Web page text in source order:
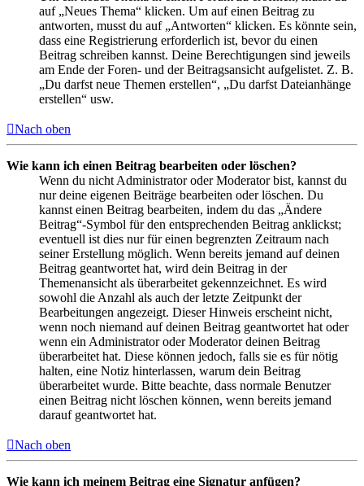
auf „Neues Thema“ klicken. Um auf einen Beitrag zu
antworten, musst du auf „Antworten“ klicken. Es könnte sein,
dass eine Registrierung erforderlich ist, bevor du einen
Beitrag schreiben kannst. Deine Berechtigungen sind jeweils
am Ende der Foren- und der Beitragsansicht aufgelistet. Z. B.
„Du darfst neue Themen erstellen“, „Du darfst Dateianhänge
erstellen“ usw.
Nach oben
Wie kann ich einen Beitrag bearbeiten oder löschen?
Wenn du nicht Administrator oder Moderator bist, kannst du
nur deine eigenen Beiträge bearbeiten oder löschen. Du
kannst einen Beitrag bearbeiten, indem du das „Ändere
Beitrag“-Symbol für den entsprechenden Beitrag anklickst;
eventuell ist dies nur für einen begrenzten Zeitraum nach
seiner Erstellung möglich. Wenn bereits jemand auf deinen
Beitrag geantwortet hat, wird dein Beitrag in der
Themenansicht als überarbeitet gekennzeichnet. Es wird
sowohl die Anzahl als auch der letzte Zeitpunkt der
Bearbeitungen angezeigt. Dieser Hinweis erscheint nicht,
wenn noch niemand auf deinen Beitrag geantwortet hat oder
wenn ein Administrator oder Moderator deinen Beitrag
überarbeitet hat. Diese können jedoch, falls sie es für nötig
halten, eine Notiz hinterlassen, warum dein Beitrag
überarbeitet wurde. Bitte beachte, dass normale Benutzer
einen Beitrag nicht löschen können, wenn bereits jemand
darauf geantwortet hat.
Nach oben
Wie kann ich meinem Beitrag eine Signatur anfügen?